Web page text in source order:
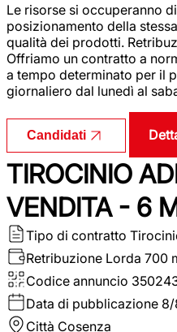
Le risorse si occuperanno
posizionamento della
qualità dei prodotti.
Offriamo un contratto a
a tempo determinato per il
giornaliero dal lunedì al
Candidati
TIROCINIO
VENDITA - 6
Tipo di contratto
Retribuzione Lorda 700
Codice annuncio
Data di pubblicazione
Città Cosenza